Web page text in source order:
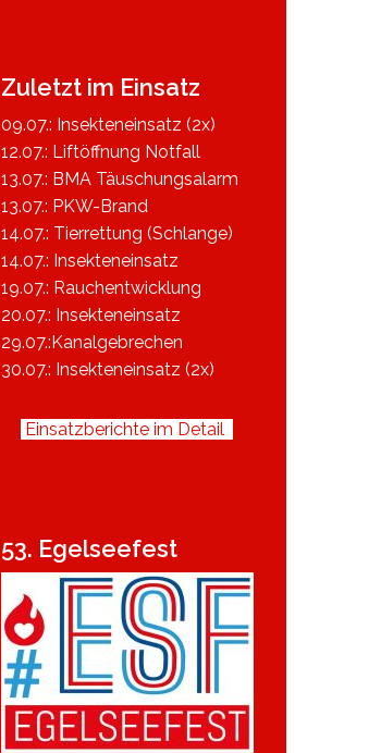
Zuletzt im Einsatz
09.07.: Insekteneinsatz (2x)
12.07.: Liftöffnung Notfall
13.07.: BMA Täuschungsalarm
13.07.: PKW-Brand
14.07.: Tierrettung (Schlange)
14.07.: Insekteneinsatz
19.07.: Rauchentwicklung
20.07.: Insekteneinsatz
29.07.:Kanalgebrechen
30.07.: Insekteneinsatz (2x)
Einsatzberichte im Detail
53. Egelseefest